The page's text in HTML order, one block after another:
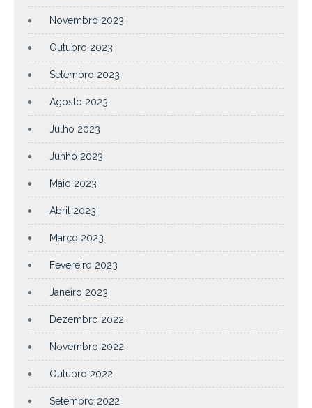
Novembro 2023
Outubro 2023
Setembro 2023
Agosto 2023
Julho 2023
Junho 2023
Maio 2023
Abril 2023
Março 2023
Fevereiro 2023
Janeiro 2023
Dezembro 2022
Novembro 2022
Outubro 2022
Setembro 2022